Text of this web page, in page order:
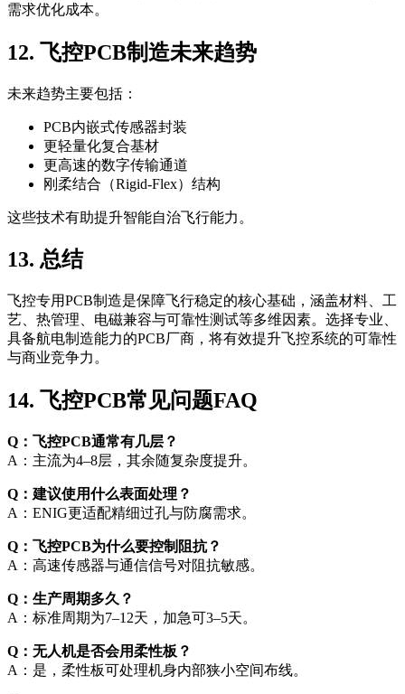
需求优化成本。
12. 飞控PCB制造未来趋势
未来趋势主要包括：
PCB内嵌式传感器封装
更轻量化复合基材
更高速的数字传输通道
刚柔结合（Rigid-Flex）结构
这些技术有助提升智能自治飞行能力。
13. 总结
飞控专用PCB制造是保障飞行稳定的核心基础，涵盖材料、工
艺、热管理、电磁兼容与可靠性测试等多维因素。选择专业、
具备航电制造能力的PCB厂商，将有效提升飞控系统的可靠性
与商业竞争力。
14. 飞控PCB常见问题FAQ
Q：飞控PCB通常有几层？
A：主流为4–8层，其余随复杂度提升。
Q：建议使用什么表面处理？
A：ENIG更适配精细过孔与防腐需求。
Q：飞控PCB为什么要控制阻抗？
A：高速传感器与通信信号对阻抗敏感。
Q：生产周期多久？
A：标准周期为7–12天，加急可3–5天。
Q：无人机是否会用柔性板？
A：是，柔性板可处理机身内部狭小空间布线。